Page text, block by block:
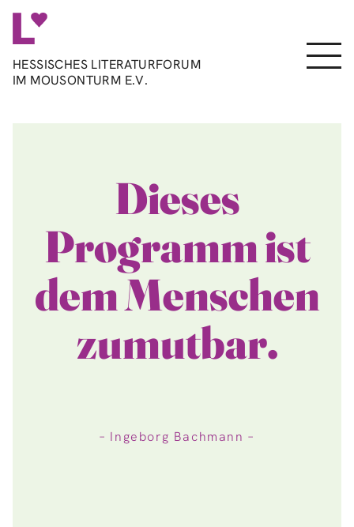
Direkt
Inhalt
HESSISCHES LITERATURFORUM
IM MOUSONTURM E.V.
Menu
Dieses
Programm ist
dem Menschen
zumutbar.
– Ingeborg Bachmann –